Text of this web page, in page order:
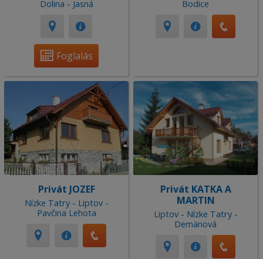
Dolina - Jasná
Foglalás
Bodice
Privát JOZEF
Nízke Tatry - Liptov -
Pavčina Lehota
Privát KATKA A
MARTIN
Liptov - Nízke Tatry -
Demänová